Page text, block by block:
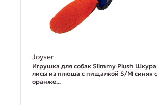
Joyser
Игрушка для собак Slimmy Plush Шкура
лисы из плюша с пищалкой S/M синяя с
оранже...